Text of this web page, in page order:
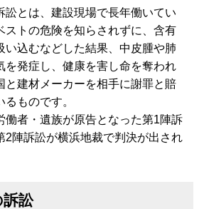
とは、建設現場で長年働いてい
ストの危険を知らされずに、含有
い込むなどした結果、中皮腫や肺
を発症し、健康を害し命を奪われ
と建材メーカーを相手に謝罪と賠
ものです。
者・遺族が原告となった第1陣訴
2陣訴訟が横浜地裁で判決が出され
訟